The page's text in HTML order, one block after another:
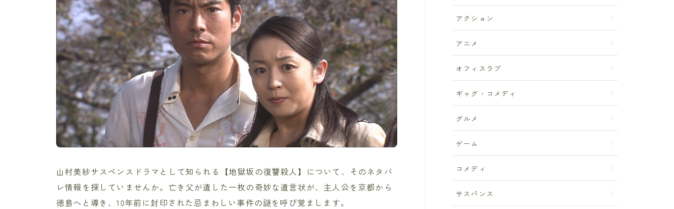
山村美紗サスペンスドラマとして知られる【地獄坂の復讐殺人】について、そのネタバ
レ情報を探していませんか。亡き父が遺した一枚の奇妙な遺言状が、主人公を京都から
徳島へと導き、10年前に封印された忌まわしい事件の謎を呼び覚まします。
アクション
アニメ
オフィスラブ
ギャグ・コメディ
グルメ
ゲーム
コメディ
サスパンス